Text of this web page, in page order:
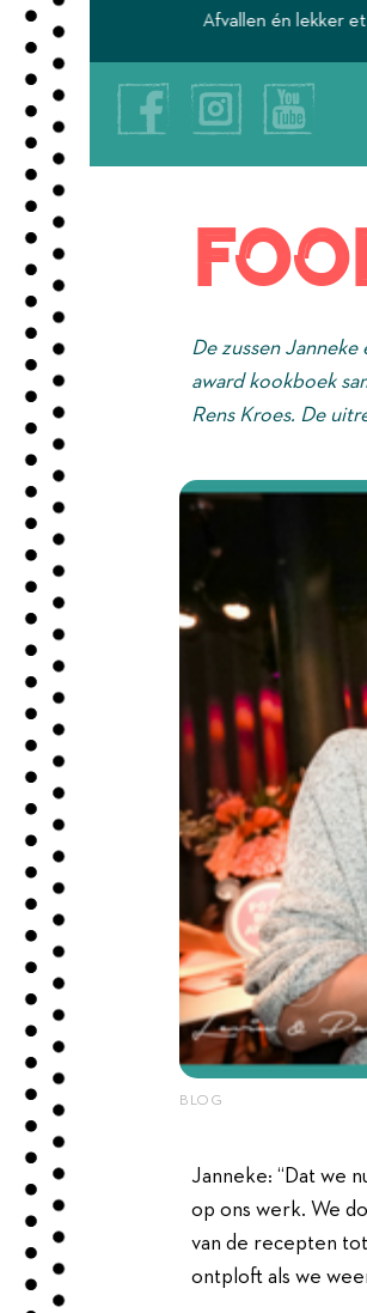
Afvallen én lekker eten wij
De zussen
award kookboek
Rens Kroes. De
BLOG
Janneke: “Dat we
op ons werk. We
van de recepten
ontploft als we